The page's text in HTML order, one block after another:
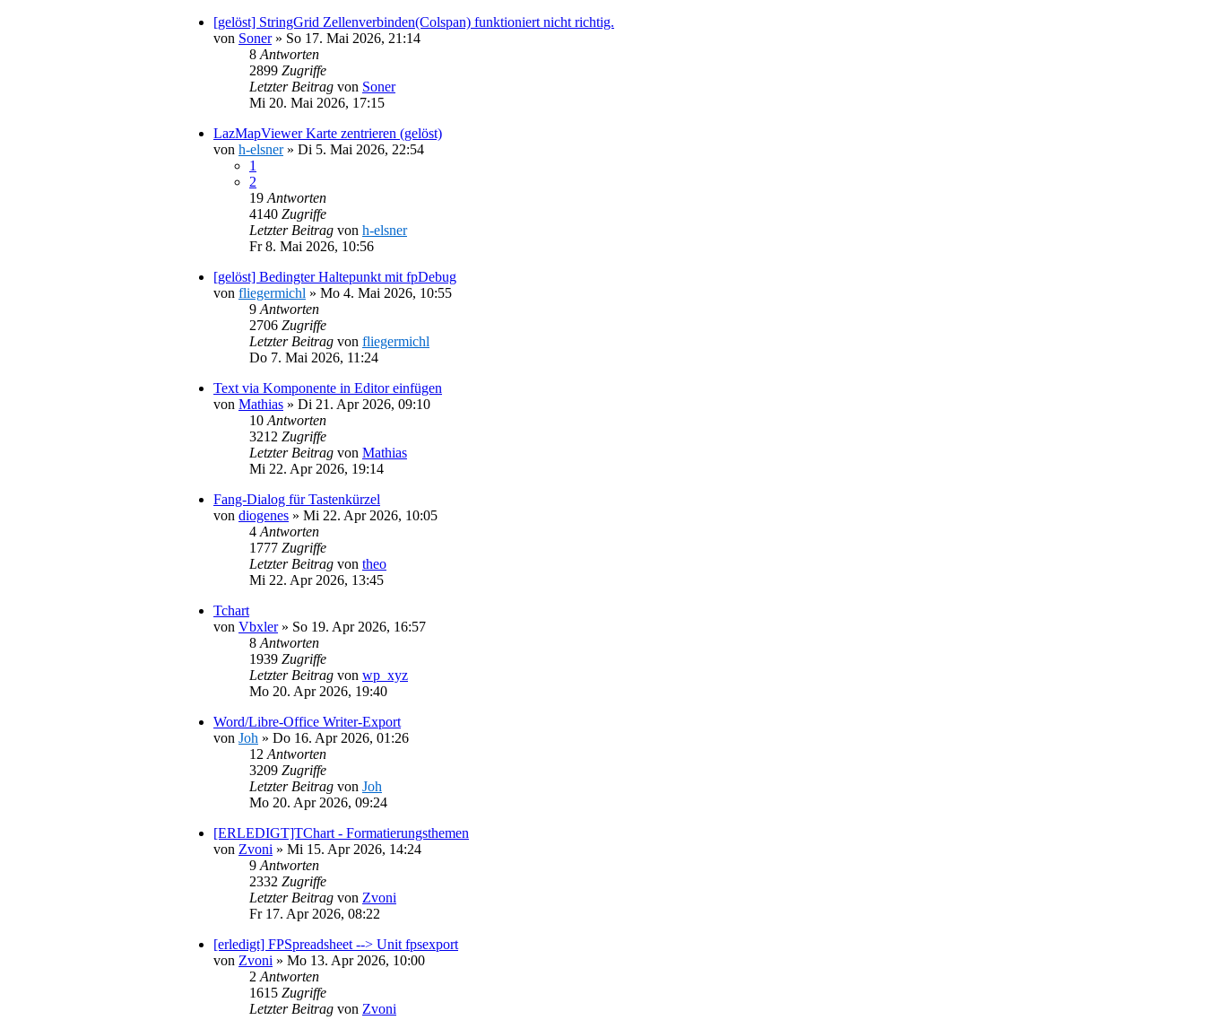
[gelöst] StringGrid Zellenverbinden(Colspan) funktioniert nicht richtig.
von Soner» So 17. Mai 2026, 21:14
8 Antworten
2899 Zugriffe
Letzter Beitrag von Soner
Mi 20. Mai 2026, 17:15
LazMapViewer Karte zentrieren (gelöst)
von h-elsner» Di 5. Mai 2026, 22:54
1
2
19 Antworten
4140 Zugriffe
Letzter Beitrag von h-elsner
Fr 8. Mai 2026, 10:56
[gelöst] Bedingter Haltepunkt mit fpDebug
von fliegermichl » Mo 4. Mai 2026, 10:55
9 Antworten
2706 Zugriffe
Letzter Beitrag von fliegermichl
Do 7. Mai 2026, 11:24
Text via Komponente in Editor einfügen
von Mathias » Di 21. Apr 2026, 09:10
10 Antworten
3212 Zugriffe
Letzter Beitrag von Mathias
Mi 22. Apr 2026, 19:14
Fang-Dialog für Tastenkürzel
von diogenes » Mi 22. Apr 2026, 10:05
4 Antworten
1777 Zugriffe
Letzter Beitrag von theo
Mi 22. Apr 2026, 13:45
Tchart
von Vbxler» So 19. Apr 2026, 16:57
8 Antworten
1939 Zugriffe
Letzter Beitrag von wp_xyz
Mo 20. Apr 2026, 19:40
Word/Libre-Office Writer-Export
von Joh » Do 16. Apr 2026, 01:26
12 Antworten
3209 Zugriffe
Letzter Beitrag von Joh
Mo 20. Apr 2026, 09:24
[ERLEDIGT]TChart - Formatierungsthemen
von Zvoni » Mi 15. Apr 2026, 14:24
9 Antworten
2332 Zugriffe
Letzter Beitrag von Zvoni
Fr 17. Apr 2026, 08:22
[erledigt] FPSpreadsheet --> Unit fpsexport
von Zvoni » Mo 13. Apr 2026, 10:00
2 Antworten
1615 Zugriffe
Letzter Beitrag von Zvoni